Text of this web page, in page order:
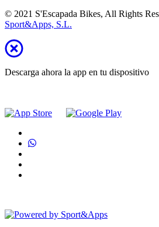
© 2021 S'Escapada Bikes, All Rights
Sport&Apps, S.L.
Descarga ahora la app en tu dispositivo